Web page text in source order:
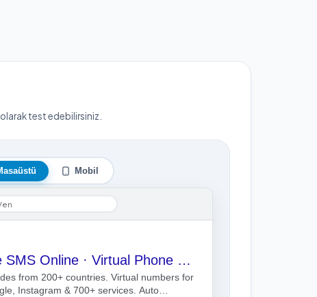
test edebilirsiniz.
Mobil
SMSBulk · Receive SMS Online · Virtual Phone Numbers for Verification (200+ Countries)
from 200+ countries. Virtual numbers for
Instagram & 700+ services. Auto